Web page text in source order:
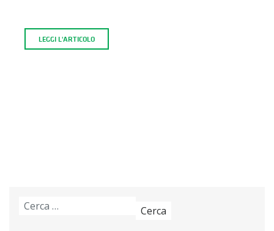
LEGGI L'ARTICOLO
Ricerca